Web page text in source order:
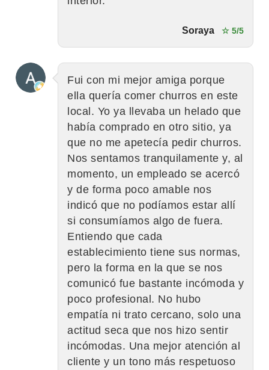
Soraya ☆ 5/5
Fui con mi mejor amiga porque
ella quería comer churros en este
local. Yo ya llevaba un helado que
había comprado en otro sitio, ya
que no me apetecía pedir churros.
Nos sentamos tranquilamente y, al
momento, un empleado se acercó
y de forma poco amable nos
indicó que no podíamos estar allí
si consumíamos algo de fuera.
Entiendo que cada
establecimiento tiene sus normas,
pero la forma en la que se nos
comunicó fue bastante incómoda y
poco profesional. No hubo
empatía ni trato cercano, solo una
actitud seca que nos hizo sentir
incómodas. Una mejor atención al
cliente y un tono más respetuoso